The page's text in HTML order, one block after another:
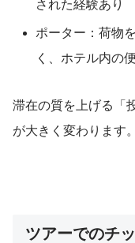
された経験あり
ポーター：荷物
く、ホテル内の
滞在の質を上げる「
が大きく変わります。
ツアーでのチ